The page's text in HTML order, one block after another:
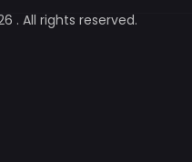
. All rights reserved.